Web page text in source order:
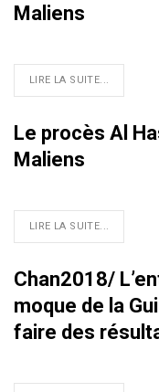
Maliens
LIRE LA SUITE...
Le procès Al
Maliens
LIRE LA SUITE...
Chan2018/
moque de la
faire des